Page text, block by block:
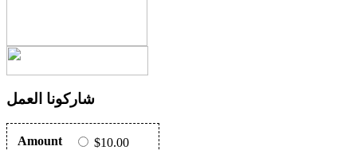
شاركونا العمل
Amount
$10.00